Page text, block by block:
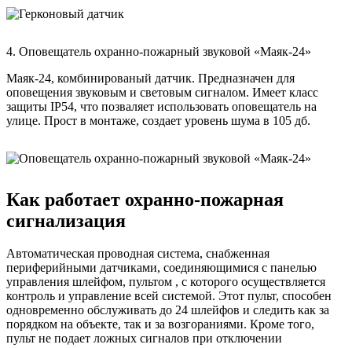
4. Оповещатель охранно-пожарный звуковой «Маяк-24»
Маяк-24, комбинированый датчик. Предназначен для
оповещения звуковым и световым сигналом. Имеет класс
защиты IP54, что позваляет использовать оповещатель на
улице. Прост в монтаже, создает уровень шума в 105 дб.
Как работает охранно-пожарная
сигнализация
Автоматическая проводная система, снабженная
периферийными датчиками, соединяющимися с панелью
управления шлейфом, пультом , с которого осуществляется
контроль и управление всей системой. Этот пульт, способен
одновременно обслуживать до 24 шлейфов и следить как за
порядком на объекте, так и за возгораниями. Кроме того,
пульт не подает ложных сигналов при отключении